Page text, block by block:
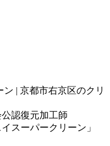
認復元加工師
スーパークリーン」